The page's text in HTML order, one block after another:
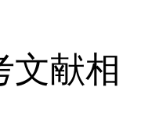
文献相